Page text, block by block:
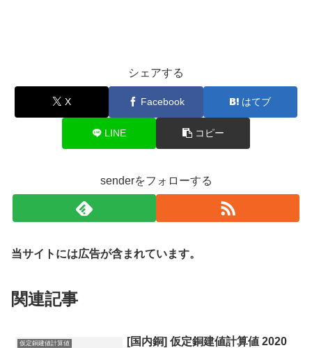
シェアする
X Facebook はてブ
LINE コピー
senderをフォローする
当サイトには広告が含まれています。
関連記事
仮定銅建値計算値
[国内銅] 仮定銅建値計算値 2020